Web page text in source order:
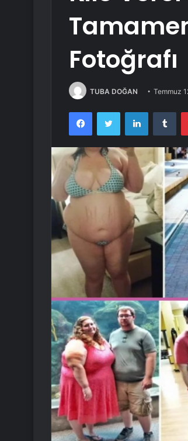
Fotoğrafı
TUBA DOĞAN Temmuz
FacebookTwitter LinkedIn